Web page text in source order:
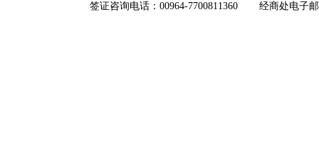
签证咨询电话：00964-7700811360
经商处电子